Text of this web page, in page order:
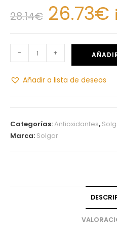
28.14€ 26.73€
- +
Añadir a lista de deseos
Categorías:Antioxidantes,
Marca: Solgar